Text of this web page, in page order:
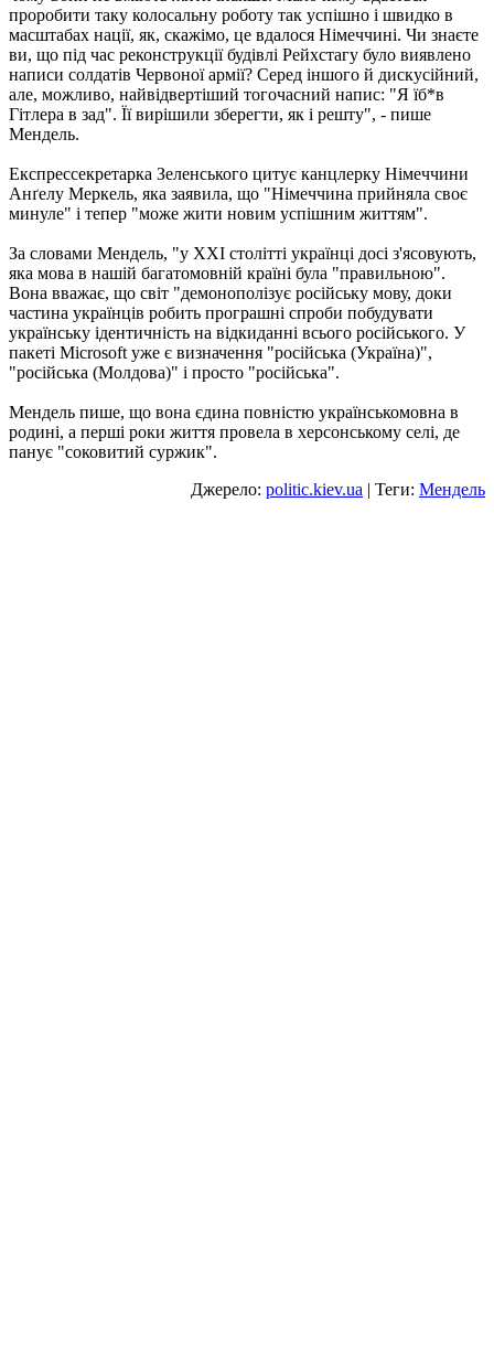
проробити таку колосальну роботу так успішно і швидко в
масштабах нації, як, скажімо, це вдалося Німеччині. Чи знаєте
ви, що під час реконструкції будівлі Рейхстагу було виявлено
написи солдатів Червоної армії? Серед іншого й дискусійний,
але, можливо, найвідвертіший тогочасний напис: "Я їб*в
Гітлера в зад". Її вирішили зберегти, як і решту", - пише
Мендель.
Експрессекретарка Зеленського цитує канцлерку Німеччини
Анґелу Меркель, яка заявила, що "Німеччина прийняла своє
минуле" і тепер "може жити новим успішним життям".
За словами Мендель, "у ХХІ столітті українці досі з'ясовують,
яка мова в нашій багатомовній країні була "правильною".
Вона вважає, що світ "демонополізує російську мову, доки
частина українців робить програшні спроби побудувати
українську ідентичність на відкиданні всього російського. У
пакеті Microsoft уже є визначення "російська (Україна)",
"російська (Молдова)" і просто "російська".
Мендель пише, що вона єдина повністю українськомовна в
родині, а перші роки життя провела в херсонському селі, де
панує "соковитий суржик".
Джерело: politic.kiev.ua | Теги: Мендель